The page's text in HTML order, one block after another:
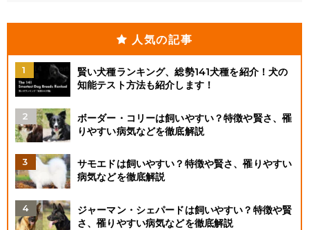
人気の記事
賢い犬種ランキング、総勢141犬種を紹介！犬の
知能テスト方法も紹介します！
ボーダー・コリーは飼いやすい？特徴や賢さ、罹
りやすい病気などを徹底解説
サモエドは飼いやすい？特徴や賢さ、罹りやすい
病気などを徹底解説
ジャーマン・シェパードは飼いやすい？特徴や賢
さ、罹りやすい病気などを徹底解説